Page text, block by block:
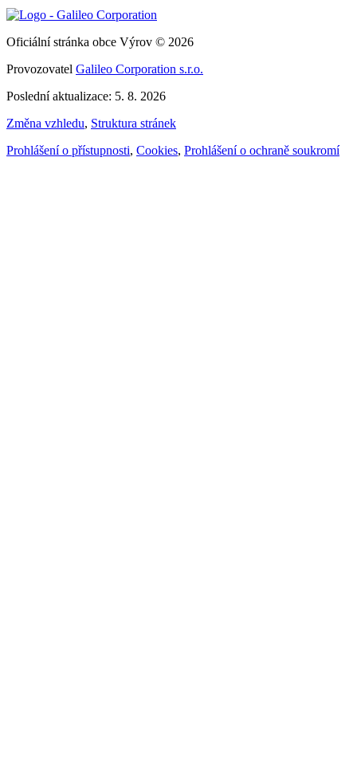
Oficiální stránka obce Výrov © 2026
Provozovatel Galileo Corporation s.r.o.
Poslední aktualizace: 5. 8. 2026
Změna vzhledu, Struktura stránek
Prohlášení o přístupnosti, Cookies, Prohlášení o ochraně soukromí